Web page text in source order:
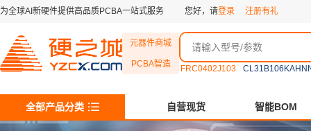
为全球AI新硬件提供高品质PCBA一站式服务 您好，请登录 注册有礼
元器件商城
PCBA智造 FRC0402J103
全部产品分类 自营现货 智能BOM